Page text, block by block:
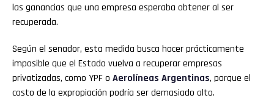
las ganancias que una empresa esperaba obtener al ser
recuperada.
Según el senador, esta medida busca hacer prácticamente
imposible que el Estado vuelva a recuperar empresas
privatizadas, como YPF o Aerolíneas Argentinas, porque el
costo de la expropiación podría ser demasiado alto.